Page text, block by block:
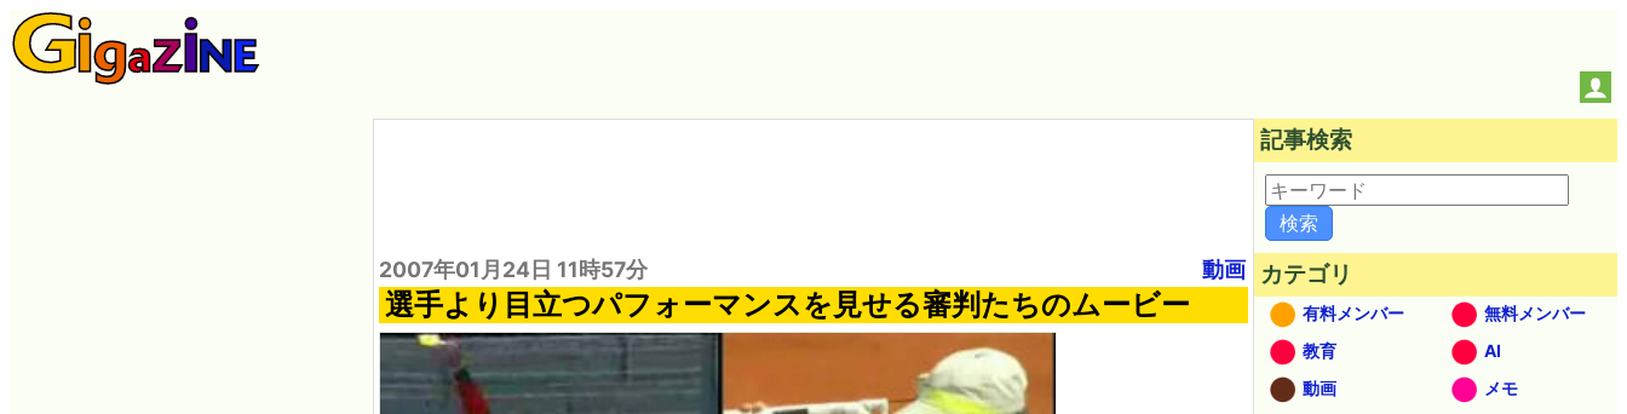
2007年01月24日 11時57分 動画
選手より目立つパフォーマンスを見せる審判たちのムービー
記事検索
カテゴリ
有料メンバー
無料メンバー
教育
AI
動画
メモ